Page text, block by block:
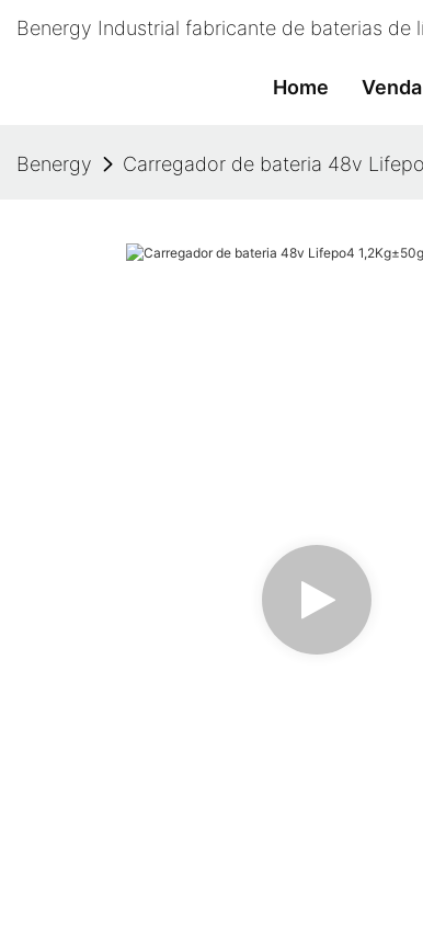
Benergy Industrial fabricante de baterias de
Home
Benergy Carregador de bateria 48v